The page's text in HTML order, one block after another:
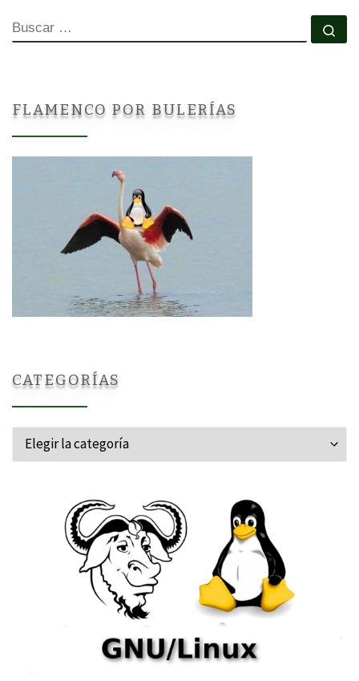
BUSCAR
FLAMENCO POR BULERÍAS
CATEGORÍAS
Categorías